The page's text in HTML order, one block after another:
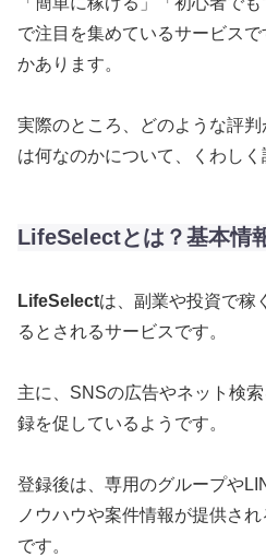
で注目を集めているサービス
かあります。
実際のところ、どのような評
は何なのかについて、くわしく
LifeSelectとは？基本情
LifeSelectは、副業や投資で稼
るとされるサービスです。
主に、SNSの広告やネット検
録を促しているようです。
登録後は、専用のグループや
ノウハウや案件情報が提供さ
です。